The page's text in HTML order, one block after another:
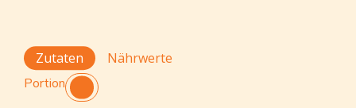
Zutaten
Nährwerte
Portion